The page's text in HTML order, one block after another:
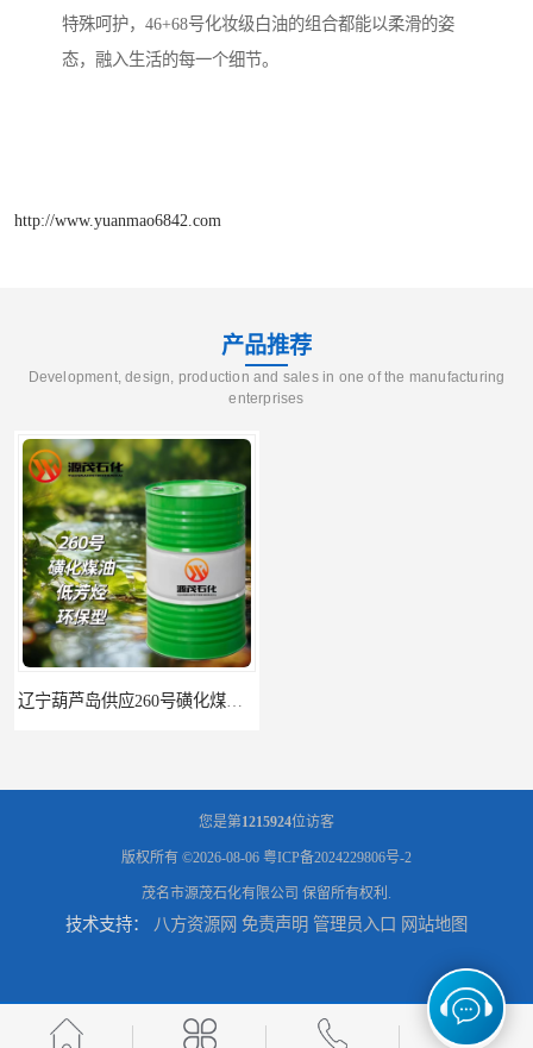
特殊呵护，46+68号化妆级白油的组合都能以柔滑的姿
态，融入生活的每一个细节。
http://www.yuanmao6842.com
产品推荐
Development, design, production and sales in one of the manufacturing
enterprises
您是第1215924位访客
版权所有 ©2026-08-06 粤ICP备2024229806号-2
茂名市源茂石化有限公司 保留所有权利.
技术支持： 八方资源网 免责声明 管理员入口 网站地图